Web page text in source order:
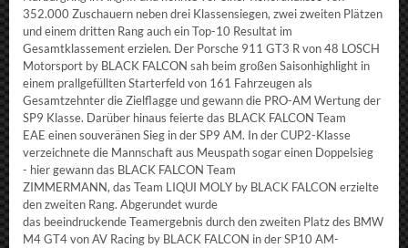
352.000 Zuschauern neben drei Klassensiegen, zwei zweiten Plätzen
und einem dritten Rang auch ein Top-10 Resultat im
Gesamtklassement erzielen. Der Porsche 911 GT3 R von 48 LOSCH
Motorsport by BLACK FALCON sah beim großen Saisonhighlight in
einem prallgefüllten Starterfeld von 161 Fahrzeugen als
Gesamtzehnter die Zielflagge und gewann die PRO-AM Wertung der
SP9 Klasse. Darüber hinaus feierte das BLACK FALCON Team
EAE einen souveränen Sieg in der SP9 AM. In der CUP2-Klasse
verzeichnete die Mannschaft aus Meuspath sogar einen Doppelsieg
- hier gewann das BLACK FALCON Team
ZIMMERMANN, das Team LIQUI MOLY by BLACK FALCON erzielte
den zweiten Rang. Abgerundet wurde
das beeindruckende Teamergebnis durch den zweiten Platz des BMW
M4 GT4 von AV Racing by BLACK FALCON in der SP10 AM-